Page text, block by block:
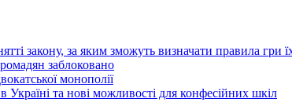
закону, за яким зможуть визначати правила гри
заблоковано
монополії
Україні та нові можливості для конфесійних шкіл